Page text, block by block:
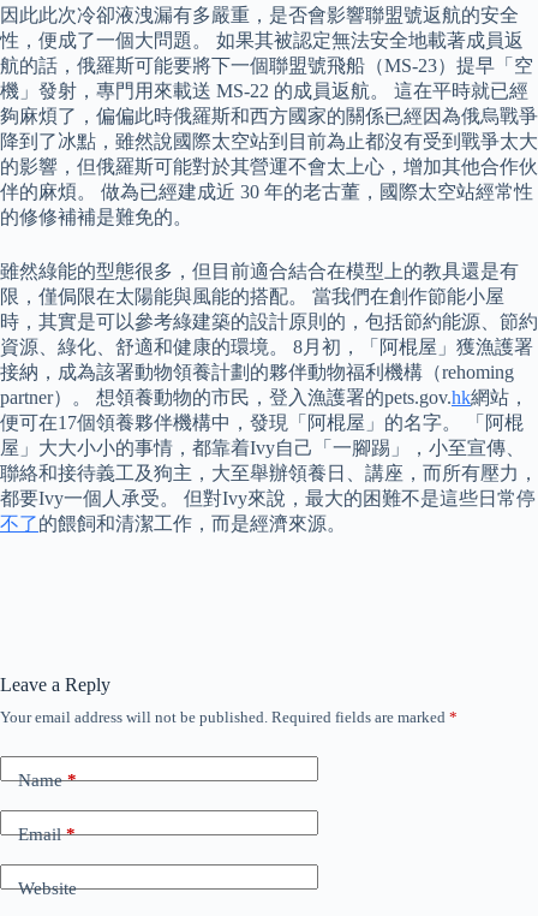
因此此次冷卻液洩漏有多嚴重，是否會影響聯盟號返航的安全
性，便成了一個大問題。 如果其被認定無法安全地載著成員返
航的話，俄羅斯可能要將下一個聯盟號飛船（MS-23）提早「空
機」發射，專門用來載送 MS-22 的成員返航。 這在平時就已經
夠麻煩了，偏偏此時俄羅斯和西方國家的關係已經因為俄烏戰爭
降到了冰點，雖然說國際太空站到目前為止都沒有受到戰爭太大
的影響，但俄羅斯可能對於其營運不會太上心，增加其他合作伙
伴的麻煩。 做為已經建成近 30 年的老古董，國際太空站經常性
的修修補補是難免的。
雖然綠能的型態很多，但目前適合結合在模型上的教具還是有
限，僅侷限在太陽能與風能的搭配。 當我們在創作節能小屋
時，其實是可以參考綠建築的設計原則的，包括節約能源、節約
資源、綠化、舒適和健康的環境。 8月初，「阿棍屋」獲漁護署
接納，成為該署動物領養計劃的夥伴動物福利機構（rehoming
partner）。 想領養動物的市民，登入漁護署的pets.gov.hk網站，
便可在17個領養夥伴機構中，發現「阿棍屋」的名字。 「阿棍
屋」大大小小的事情，都靠着Ivy自己「一腳踢」，小至宣傳、
聯絡和接待義工及狗主，大至舉辦領養日、講座，而所有壓力，
都要Ivy一個人承受。 但對Ivy來說，最大的困難不是這些日常停
不了的餵飼和清潔工作，而是經濟來源。
Leave a Reply
Your email address will not be published. Required fields are marked *
Name*
Email*
Website